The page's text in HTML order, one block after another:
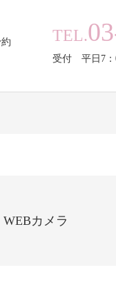
TEL.
受付 平日7：
WEBカメラ